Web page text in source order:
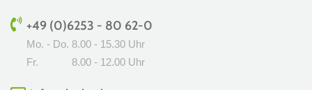
+49 (0)6253 - 80 62-0
Mo. - Do. 8.00 - 15.30 Uhr
Fr.
8.00 - 12.00 Uhr